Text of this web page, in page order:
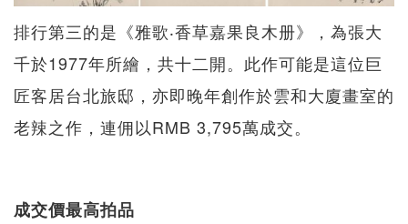
排行第三的是《雅歌‧香草嘉果良木册》，為張大
千於1977年所繪，共十二開。此作可能是這位巨
匠客居台北旅邸，亦即晚年創作於雲和大廈畫室的
老辣之作，連佣以RMB 3,795萬成交。
成交價最高拍品